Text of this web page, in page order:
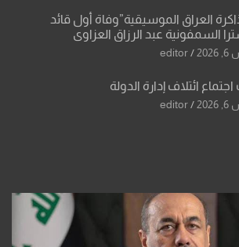
العراق الموسيقية”وفاة أول قائد
السمفونية عبد الرزاق العزاوي
editor
ائتلاف إدارة الدولة
editor